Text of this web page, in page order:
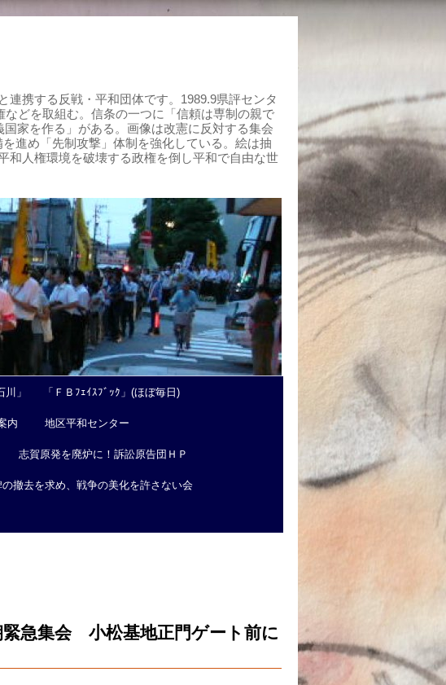
携する反戦・平和団体です。1989.9県評センタ
どを取組む。信条の一つに「信頼は専制の親で
家を作る」がある。画像は改憲に反対する集会
進め「先制攻撃」体制を強化している。絵は抽
和人権環境を破壊する政権を倒し平和で自由な世
」 「ＦＢﾌｪｲｽﾌﾞｯｸ」(ほぼ毎日)
内 地区平和センター
志賀原発を廃炉に！訴訟原告団ＨＰ
撤去を求め、戦争の美化を許さない会
急集会 小松基地正門ゲート前に